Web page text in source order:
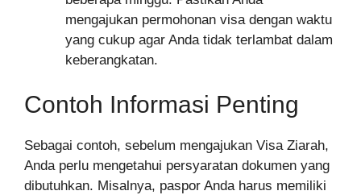
mengajukan permohonan visa dengan waktu
yang cukup agar Anda tidak terlambat dalam
keberangkatan.
Contoh Informasi Penting
Sebagai contoh, sebelum mengajukan Visa Ziarah,
Anda perlu mengetahui persyaratan dokumen yang
dibutuhkan. Misalnya, paspor Anda harus memiliki